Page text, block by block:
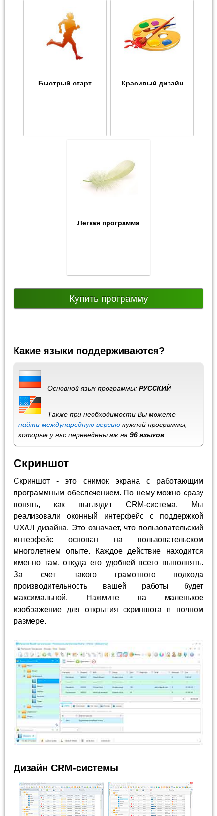
Быстрый старт Красивый дизайн
Легкая программа
Купить программу
Какие языки поддерживаются?
Основной язык программы:РУССКИЙ
Также при необходимости Вы можете
найти международную версию нужной программы,
которые у нас переведены аж на96 языков
Скриншот
Скриншот - это снимок экрана с работающим
программным обеспечением. По нему можно сразу
понять, как выглядит CRM-система. Мы
реализовали оконный интерфейс с поддержкой
UX/UI дизайна. Это означает, что пользовательский
интерфейс основан на пользовательском
многолетнем опыте. Каждое действие находится
именно там, откуда его удобней всего выполнять.
За счет такого грамотного подхода
производительность вашей работы будет
максимальной. Нажмите на маленькое
изображение для открытия скриншота в полном
размере.
Дизайн CRM-системы